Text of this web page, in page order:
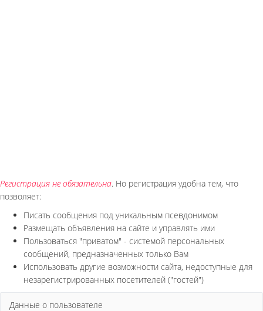
Регистрация не обязательна. Но регистрация удобна тем, что
позволяет:
Писать сообщения под уникальным псевдонимом
Размещать объявления на сайте и управлять ими
Пользоваться "приватом" - системой персональных
сообщений, предназначенных только Вам
Использовать другие возможности сайта, недоступные для
незарегистрированных посетителей ("гостей")
Данные о пользователе